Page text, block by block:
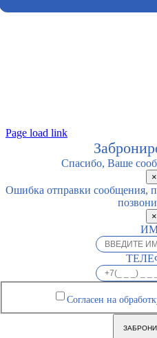
Page load link
Спасибо, Ваше
×
Ошибка отправки сообщения,
×
Согласен на